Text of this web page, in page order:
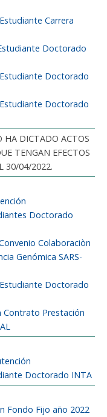
Carrera
Doctorado
Doctorado
Doctorado
HA DICTADO ACTOS
TENGAN EFECTOS
30/04/2022.
Doctorado
Colaboraciòn
Genómica SARS-
Doctorado
Contrato Prestación
Doctorado INTA
Fondo Fijo año 2022